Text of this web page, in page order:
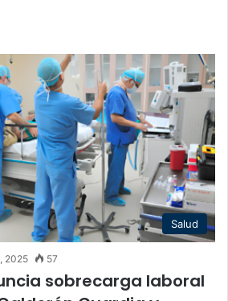
Salud
2025 57
sobrecarga laboral